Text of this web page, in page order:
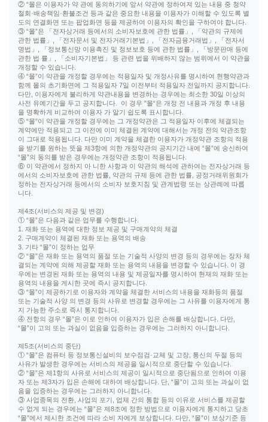
② “몰은 이용자가 약 관에 동의하기에 앞서 약관에 정하여져 있는 내용 중 청약
철회·배송책임·환불조건 등과 같은 중요한 내용을 이용자가 이해할 수 있도록 별
도의 연결화면 또는 팝업화면 등을 제공하여 이용자의 확인을 구하여야 합니다.
③ “몰”은 「전자상거래 등에서의 소비자보호에 관한 법률」, 「약관의 규제에
관한 법률」, 「전자문서 및 전자거래기본법」, 「전자금융거래법」, 「전자서
명법」, 「정보통신망 이용촉진 및 정보보호 등에 관한 법률」, 「방문판매 등에
관한 법 률」, 「소비자기본법」 등 관련 법을 위배하지 않는 범위에서 이 약관을
개정할 수 있습니다.
④ “몰”이 약관을 개정할 경우에는 적용일자 및 개정사유를 명시하여 현행약관과
함께 몰의 초기화면에 그 적용일자 7일 이전부터 적용일자 전일까지 공지합니다.
다만, 이용자에게 불리하게 약관내용을 변경하는 경우에는 최소한 30일 이상의
사전 유예기간을 두고 공지합니다. 이 경우 "몰“은 개정 전 내용과 개정 후 내용
을 명확하게 비교하여 이용자 가 알기 쉽도록 표시합니다.
⑤ “몰”이 약관을 개정할 경우에는 그 개정약관은 그 적용일자 이후에 체결되는
계약에만 적용되고 그 이전에 이미 체결된 계약에 대해서는 개정 전의 약관조항
이 그대로 적용됩니다. 다만 이미 계약을 체결한 이용자가 개정약관 조항의 적용
을 받기를 원하는 뜻을 제3항에 의한 개정약관의 공지기간 내에 “몰”에 송신하여
“몰”의 동의를 받은 경우에는 개정약관 조항이 적용됩니다.
⑥ 이 약관에서 정하지 아 니한 사항과 이 약관의 해석에 관하여는 전자상거래 등
에서의 소비자보호에 관한 법률, 약관의 규제 등에 관한 법률, 공정거래위원회가
정하는 전자상거래 등에서의 소비자 보호지침 및 관계법령 또는 상관례에 따릅
니다.
제4조(서비스의 제공 및 변경)
① “몰”은 다음과 같은 업무를 수행합니다.
1. 재화 또는 용역에 대한 정보 제공 및 구매계약의 체결
2. 구매계약이 체결된 재화 또는 용역의 배송
3. 기타 “몰”이 정하는 업무
② “몰”은 재화 또는 용역의 품절 또는 기술적 사양의 변경 등의 경우에는 장차 체
결되는 계약에 의해 제공할 재화 또는 용역의 내용을 변경할 수 있습니다. 이 경
우에는 변경된 재화 또는 용역의 내용 및 제공일자를 명시하여 현재의 재화 또는
용역의 내용을 게시한 곳에 즉시 공지합니다.
③ “몰”이 제공하기로 이용자와 계약을 체결한 서비스의 내용을 재화등의 품절
또는 기술적 사양 의 변경 등의 사유로 변경할 경우에는 그 사유를 이용자에게 통
지 가능한 주소로 즉시 통지합니다.
④ 전항의 경우 “몰”은 이로 인하여 이용자가 입은 손해를 배상합니다. 다만,
“몰”이 고의 또는 과실이 없음을 입증하는 경우에는 그러하지 아니합니다.
제5조(서비스의 중단)
① “몰”은 컴퓨터 등 정보통신설비의 보수점검·교체 및 고장, 통신의 두절 등의
사유가 발생한 경우에는 서비스의 제공을 일시적으로 중단할 수 있습니다.
② “몰”은 제1항의 사유로 서비스의 제공이 일시적으로 중단됨으로 인하여 이용
자 또는 제3자가 입은 손해에 대하여 배상합니다. 단, “몰”이 고의 또는 과실이 없
음을 입증하는 경우에는 그러하지 아니합니다.
③ 사업종목의 전환, 사업의 포기, 업체 간의 통합 등의 이유로 서비스를 제공할
수 없게 되는 경우에는 “몰”은 제8조에 정한 방법으로 이용자에게 통지하고 당초
“몰”에서 제시한 조건에 따라 소비 자에게 보상합니다. 다만, “몰”이 보상기준 등